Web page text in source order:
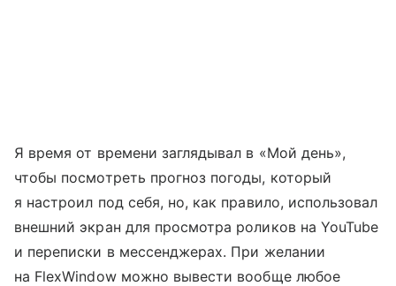
Я время от времени заглядывал в «Мой день»,
чтобы посмотреть прогноз погоды, который
я настроил под себя, но, как правило, использовал
внешний экран для просмотра роликов на YouTube
и переписки в мессенджерах. При желании
на FlexWindow можно вывести вообще любое